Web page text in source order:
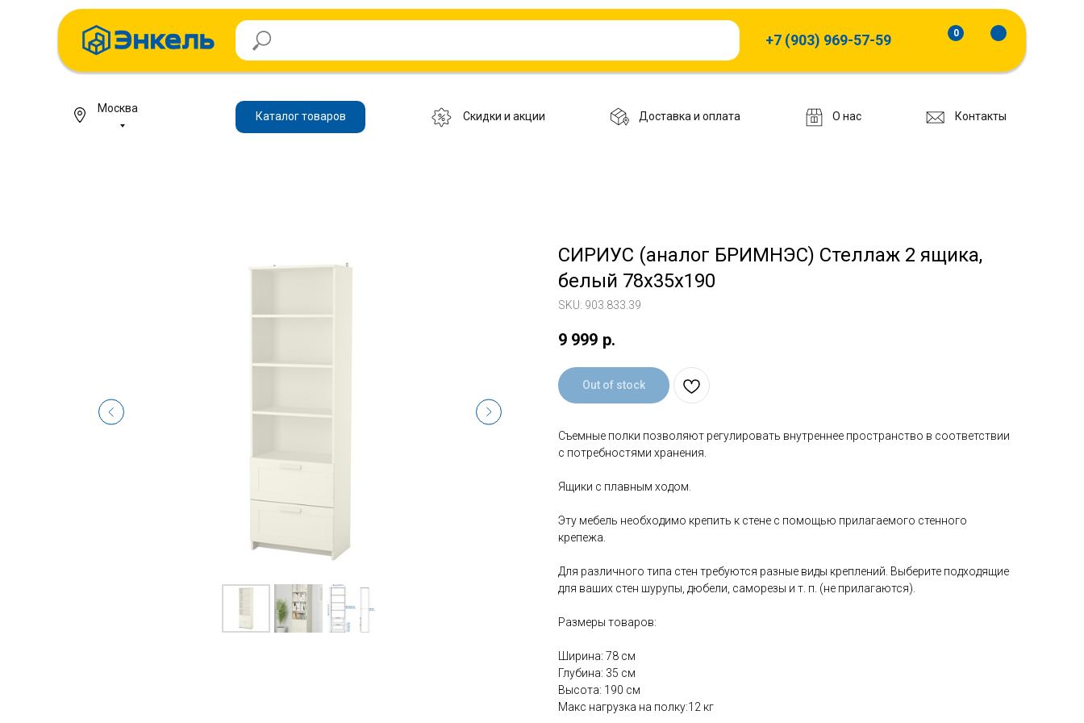
+7 (903) 969-57-59 0
Контакты
О нас
Доставка и оплата
Скидки и акции
Каталог товаров
Москва
СИРИУС (аналог БРИМНЭС) Стеллаж 2 ящика,
белый 78х35х190
SKU: 903.833.39
9 999 р.
Out of stock
Съемные полки позволяют регулировать внутреннее пространство в соответствии
с потребностями хранения.
Ящики с плавным ходом.
Эту мебель необходимо крепить к стене с помощью прилагаемого стенного
крепежа.
Для различного типа стен требуются разные виды креплений. Выберите подходящие
для ваших стен шурупы, дюбели, саморезы и т. п. (не прилагаются).
Размеры товаров:
Ширина: 78 см
Глубина: 35 см
Высота: 190 см
Макс нагрузка на полку:12 кг